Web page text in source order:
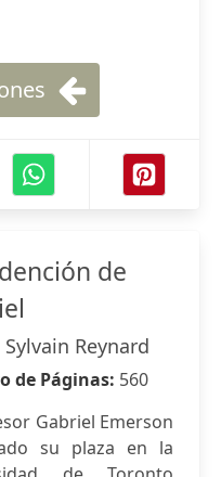
de
Sylvain Reynard
de Páginas: 560
Gabriel Emerson
su plaza en la